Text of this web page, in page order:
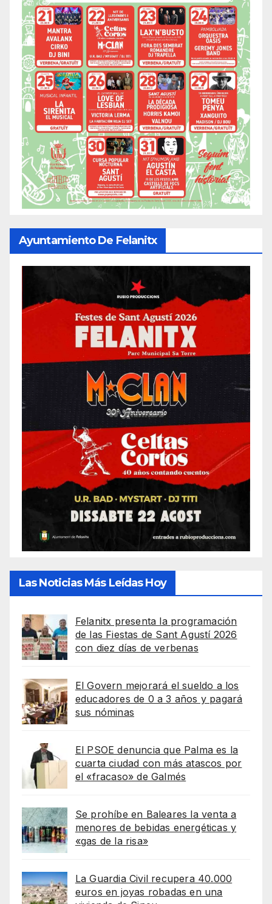
Ayuntamiento De Felanitx
Las Noticias Más Leídas Hoy
Felanitx presenta la programación
de las Fiestas de Sant Agustí 2026
con diez días de verbenas
El Govern mejorará el sueldo a los
educadores de 0 a 3 años y pagará
sus nóminas
El PSOE denuncia que Palma es la
cuarta ciudad con más atascos por
el «fracaso» de Galmés
Se prohíbe en Baleares la venta a
menores de bebidas energéticas y
«gas de la risa»
La Guardia Civil recupera 40.000
euros en joyas robadas en una